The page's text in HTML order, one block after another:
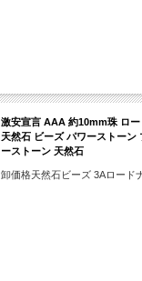
激安宣言 AAA 約10mm珠 ロ
天然石 ビーズ パワーストー
ーストーン 天然石
卸価格天然石ビーズ 3Aロード